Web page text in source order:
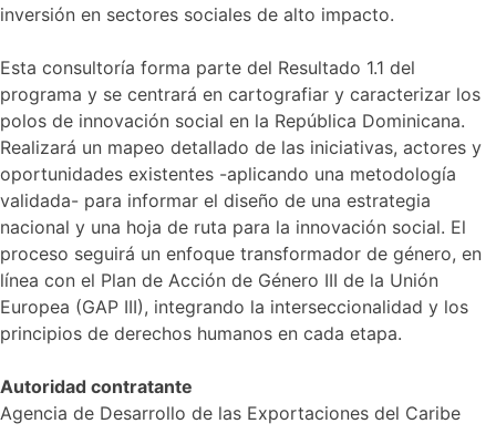
inversión en sectores sociales de alto impacto.
Esta consultoría forma parte del Resultado 1.1 del
programa y se centrará en cartografiar y caracterizar los
polos de innovación social en la República Dominicana.
Realizará un mapeo detallado de las iniciativas, actores y
oportunidades existentes -aplicando una metodología
validada- para informar el diseño de una estrategia
nacional y una hoja de ruta para la innovación social. El
proceso seguirá un enfoque transformador de género, en
línea con el Plan de Acción de Género III de la Unión
Europea (GAP III), integrando la interseccionalidad y los
principios de derechos humanos en cada etapa.
Autoridad contratante
Agencia de Desarrollo de las Exportaciones del Caribe